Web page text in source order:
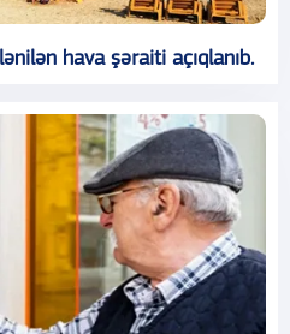
hava şəraiti açıqlanıb.